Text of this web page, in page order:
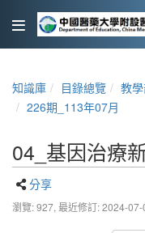
知識庫 目錄總覽 教
226期_113年07月
04_基因治療
分享
瀏覽: 927, 最近修訂: 2024-07-